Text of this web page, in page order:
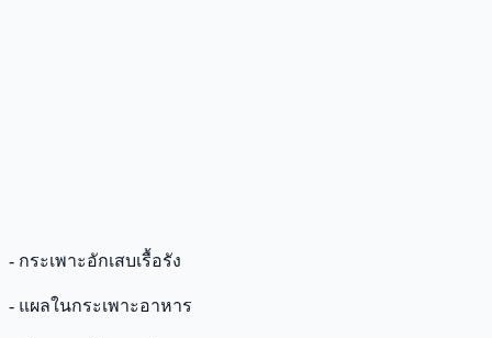
- กระเพาะอักเสบเรื้อรัง
- แผลในกระเพาะอาหาร